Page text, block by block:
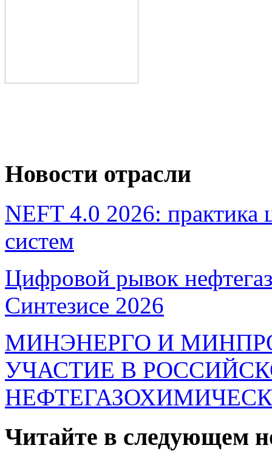
Новости отрасли
NEFT 4.0 2026: практика
систем
Цифровой рывок
Синтезисе 2026
МИНЭНЕРГО И
УЧАСТИЕ В
Читайте в следующем